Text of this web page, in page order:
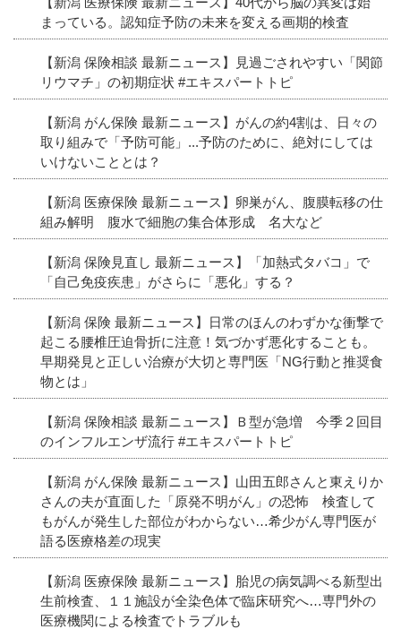
まっている。認知症予防の未来を変える画期的検査
【新潟 保険相談 最新ニュース】見過ごされやすい「関節
リウマチ」の初期症状 #エキスパートトピ
【新潟 がん保険 最新ニュース】がんの約4割は、日々の
取り組みで「予防可能」...予防のために、絶対にしては
いけないこととは？
【新潟 医療保険 最新ニュース】卵巣がん、腹膜転移の仕
組み解明 腹水で細胞の集合体形成 名大など
【新潟 保険見直し 最新ニュース】「加熱式タバコ」で
「自己免疫疾患」がさらに「悪化」する？
【新潟 保険 最新ニュース】日常のほんのわずかな衝撃で
起こる腰椎圧迫骨折に注意！気づかず悪化することも。
早期発見と正しい治療が大切と専門医「NG行動と推奨食
物とは」
【新潟 保険相談 最新ニュース】Ｂ型が急増 今季２回目
のインフルエンザ流行 #エキスパートトピ
【新潟 がん保険 最新ニュース】山田五郎さんと東えりか
さんの夫が直面した「原発不明がん」の恐怖 検査して
もがんが発生した部位がわからない…希少がん専門医が
語る医療格差の現実
【新潟 医療保険 最新ニュース】胎児の病気調べる新型出
生前検査、１１施設が全染色体で臨床研究へ…専門外の
医療機関による検査でトラブルも